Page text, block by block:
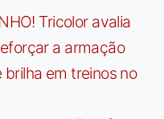
Tricolor avalia
a armação
brilha em treinos no